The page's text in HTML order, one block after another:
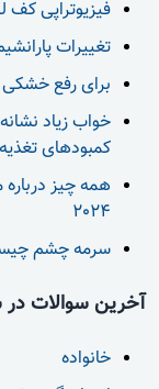
فیزیوتراپی
تغییرات
برای رفع
خواب زیاد
کمبودهای
همه چیز
2024
سرمه چشم
آخرین سوالات در
خانواده